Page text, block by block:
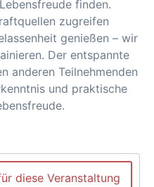
finden.
zugreifen
genießen – wir
Der entspannte
anderen Teilnehmenden
und praktische
diese Veranstaltung